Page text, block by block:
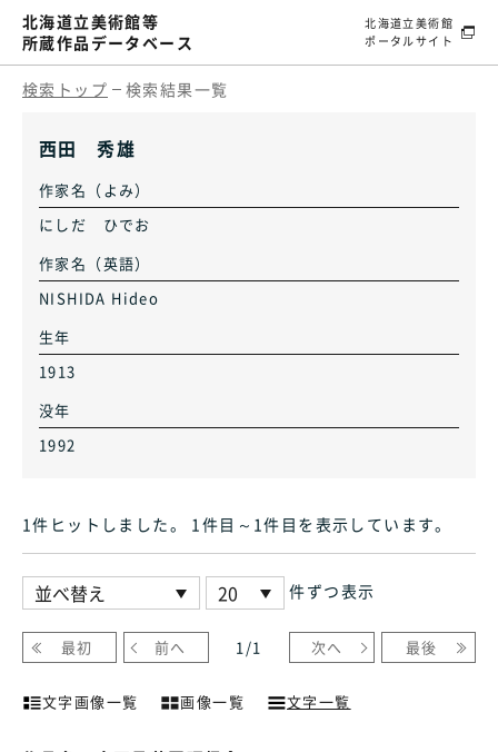
北海道立美術館等
所蔵作品データベース
北海道立美術館
ポータルサイト
検索トップ 検索結果一覧
西田 秀雄
作家名（よみ）
にしだ ひでお
作家名（英語）
NISHIDA Hideo
生年
1913
没年
1992
1件ヒット しました。 1件目～1件目 を表示しています。
件ずつ表示
最初 前へ 1 /1 次へ 最後
文字画像一覧 画像一覧 文字一覧